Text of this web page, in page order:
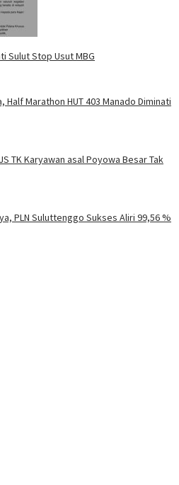
Sulut Stop Usut MBG
Half Marathon HUT 403 Manado Diminati
TK Karyawan asal Poyowa Besar Tak
PLN Suluttenggo Sukses Aliri 99,56 %